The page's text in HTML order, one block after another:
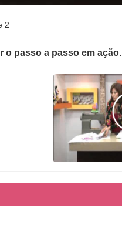
2
o passo a passo em ação.